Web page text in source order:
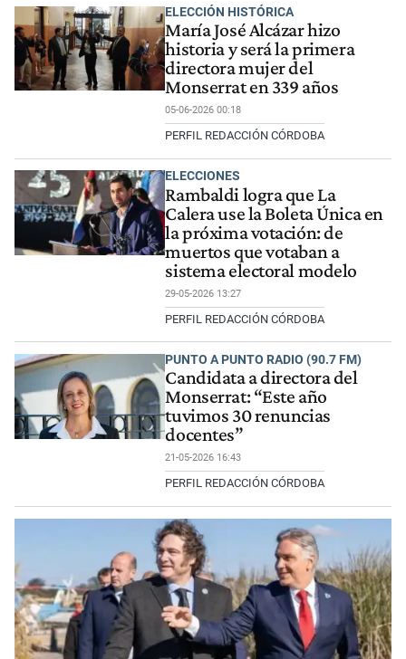
ELECCIÓN HISTÓRICA
María José Alcázar hizo
historia y será la primera
directora mujer del
Monserrat en 339 años
05-06-2026 00:18
PERFIL REDACCIÓN CÓRDOBA
ELECCIONES
Rambaldi logra que La
Calera use la Boleta Única en
la próxima votación: de
muertos que votaban a
sistema electoral modelo
29-05-2026 13:27
PERFIL REDACCIÓN CÓRDOBA
PUNTO A PUNTO RADIO (90.7 FM)
Candidata a directora del
Monserrat: “Este año
tuvimos 30 renuncias
docentes”
21-05-2026 16:43
PERFIL REDACCIÓN CÓRDOBA